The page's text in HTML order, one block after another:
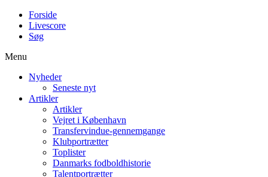
Forside
Livescore
Søg
Menu
Nyheder
Seneste nyt
Artikler
Artikler
Vejret i København
Transfervindue-gennemgange
Klubportrætter
Toplister
Danmarks fodboldhistorie
Talentportrætter